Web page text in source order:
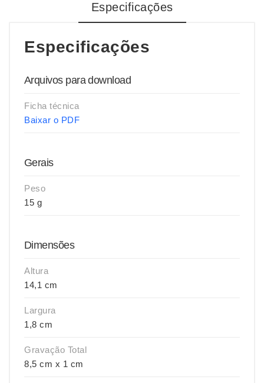
Especificações
Especificações
Arquivos para download
Ficha técnica
Baixar o PDF
Gerais
Peso
15 g
Dimensões
Altura
14,1 cm
Largura
1,8 cm
Gravação Total
8,5 cm x 1 cm